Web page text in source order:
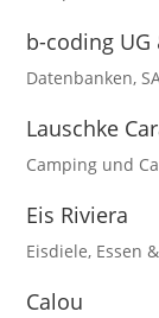
b-coding UG
Datenbanken,
Lauschke
Camping und
Eis Riviera
Eisdiele, Essen
Calou